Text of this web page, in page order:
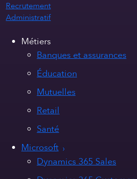
Recrutement
Administratif
Métiers
Banques et assurances
Éducation
Mutuelles
Retail
Santé
Microsoft
Dynamics 365 Sales